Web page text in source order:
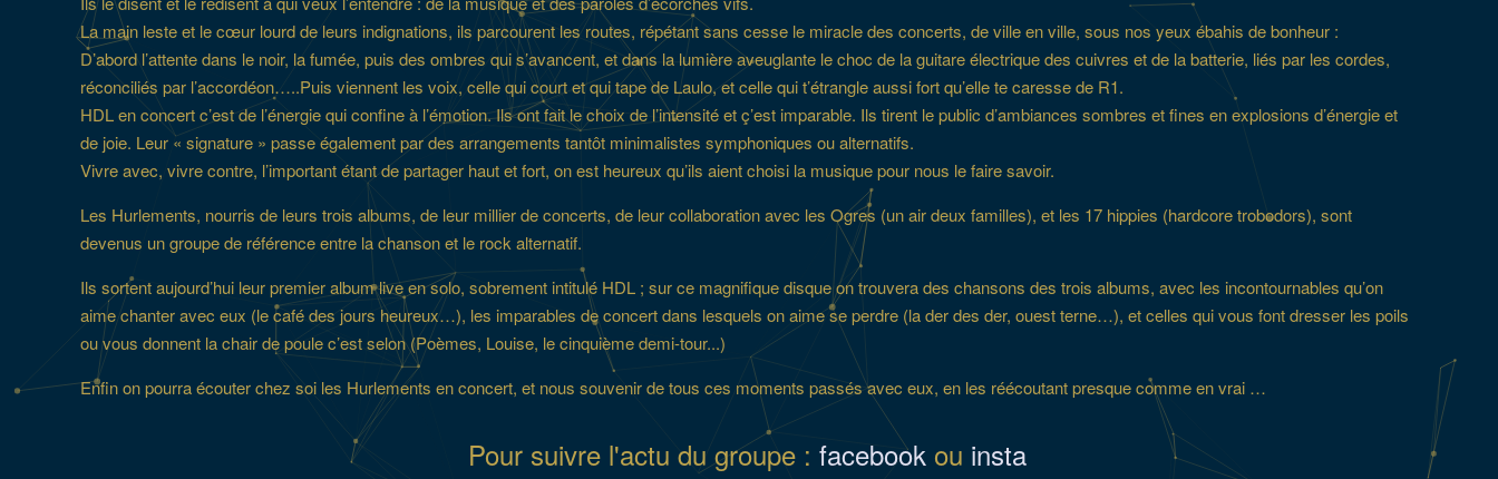
La main leste et le cœur lourd de leurs indignations, ils parcourent les routes, répétant sans cesse le miracle des concerts, de ville en ville, sous nos yeux ébahis de bonheur :
D’abord l’attente dans le noir, la fumée, puis des ombres qui s’avancent, et dans la lumière aveuglante le choc de la guitare électrique des cuivres et de la batterie, liés par les cordes,
réconciliés par l’accordéon…..Puis viennent les voix, celle qui court et qui tape de Laulo, et celle qui t’étrangle aussi fort qu’elle te caresse de R1.
HDL en concert c’est de l’énergie qui confine à l’émotion. Ils ont fait le choix de l’intensité et ç’est imparable. Ils tirent le public d’ambiances sombres et fines en explosions d’énergie et
de joie. Leur « signature » passe également par des arrangements tantôt minimalistes symphoniques ou alternatifs.
Vivre avec, vivre contre, l’important étant de partager haut et fort, on est heureux qu’ils aient choisi la musique pour nous le faire savoir.
Les Hurlements, nourris de leurs trois albums, de leur millier de concerts, de leur collaboration avec les Ogres (un air deux familles), et les 17 hippies (hardcore trobodors), sont
devenus un groupe de référence entre la chanson et le rock alternatif.
Ils sortent aujourd’hui leur premier album live en solo, sobrement intitulé HDL ; sur ce magnifique disque on trouvera des chansons des trois albums, avec les incontournables qu’on
aime chanter avec eux (le café des jours heureux…), les imparables de concert dans lesquels on aime se perdre (la der des der, ouest terne…), et celles qui vous font dresser les poils
ou vous donnent la chair de poule c’est selon (Poèmes, Louise, le cinquième demi-tour...)
Enfin on pourra écouter chez soi les Hurlements en concert, et nous souvenir de tous ces moments passés avec eux, en les réécoutant presque comme en vrai …
Pour suivre l'actu du groupe : facebook ou insta